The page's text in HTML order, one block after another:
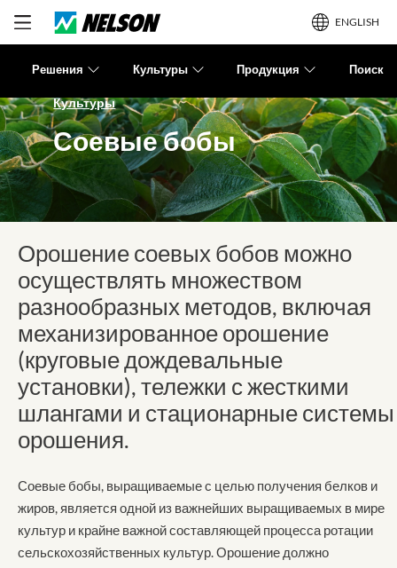
ENGLISH
Решения Культуры Продукция Поиск
Культуры
Соевые бобы
Орошение соевых бобов можно
осуществлять множеством
разнообразных методов, включая
механизированное орошение
(круговые дождевальные
установки), тележки с жесткими
шлангами и стационарные системы
орошения.
Соевые бобы, выращиваемые с целью получения белков и
жиров, является одной из важнейших выращиваемых в мире
культур и крайне важной составляющей процесса ротации
сельскохозяйственных культур. Орошение должно